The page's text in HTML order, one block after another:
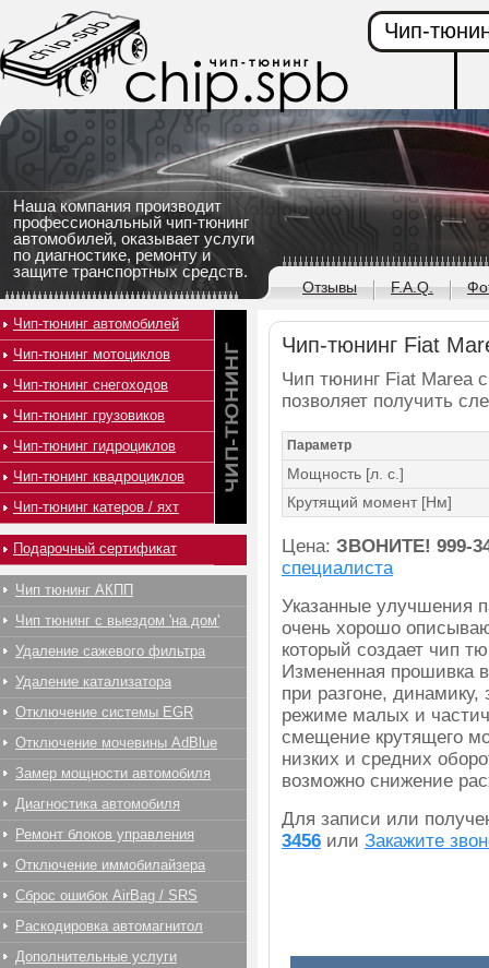
Наша компания производит
профессиональный чип-тюнинг
автомобилей, оказывает услуги
по диагностике, ремонту и
защите транспортных средств.
Чип-
Отзывы F.A.Q.
Чип-тюнинг Fiat
Чип тюнинг Fiat Marea
позволяет получить
Параметр
Мощность [л. с.]
Крутящий момент [Нм]
Цена: ЗВОНИТЕ! 999-
специалиста
Указанные улучшения
очень хорошо
который создает чип
Измененная прошивка
при разгоне, динамику,
режиме малых и
смещение крутящего
низких и средних
возможно снижение
Для записи или
3456 или Закажите
Чип-тюнинг автомобилей
Чип-тюнинг мотоциклов
Чип-тюнинг снегоходов
Чип-тюнинг грузовиков
Чип-тюнинг гидроциклов
Чип-тюнинг квадроциклов
Чип-тюнинг катеров / яхт
Подарочный сертификат
Чип тюнинг АКПП
Чип тюнинг с выездом 'на дом'
Удаление сажевого фильтра
Удаление катализатора
Отключение системы EGR
Отключение мочевины AdBlue
Замер мощности автомобиля
Диагностика автомобиля
Ремонт блоков управления
Отключение иммобилайзера
Сброс ошибок AirBag / SRS
Раскодировка автомагнитол
Дополнительные услуги